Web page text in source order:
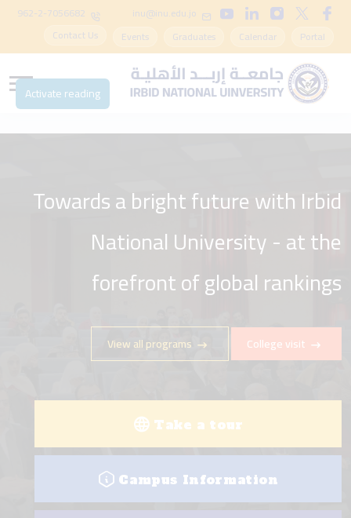
inu@inu.edu.jo
962-2-7056682
Portal
Calendar
Graduates
Events
Contact Us
Towards a bright future with Irbid
National University - at the
forefront of global rankings
College visit
View all programs
Take a tour
Campus Information
Activate reading